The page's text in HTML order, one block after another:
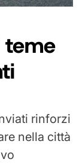
teme
rinforzi
nella città